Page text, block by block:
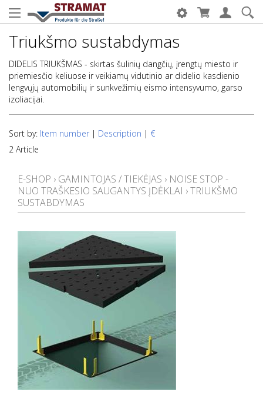
Triukšmo sustabdymas
DIDELIS TRIUKŠMAS - skirtas šulinių dangčių, įrengtų miesto ir
priemiesčio keliuose ir veikiamų vidutinio ar didelio kasdienio
lengvųjų automobilių ir sunkvežimių eismo intensyvumo, garso
izoliacijai.
Sort by: Item number | Description | €
2 Article
E-SHOP › GAMINTOJAS / TIEKĖJAS › NOISE STOP -
NUO TRAŠKESIO SAUGANTYS ĮDĖKLAI ›TRIUKŠMO
SUSTABDYMAS